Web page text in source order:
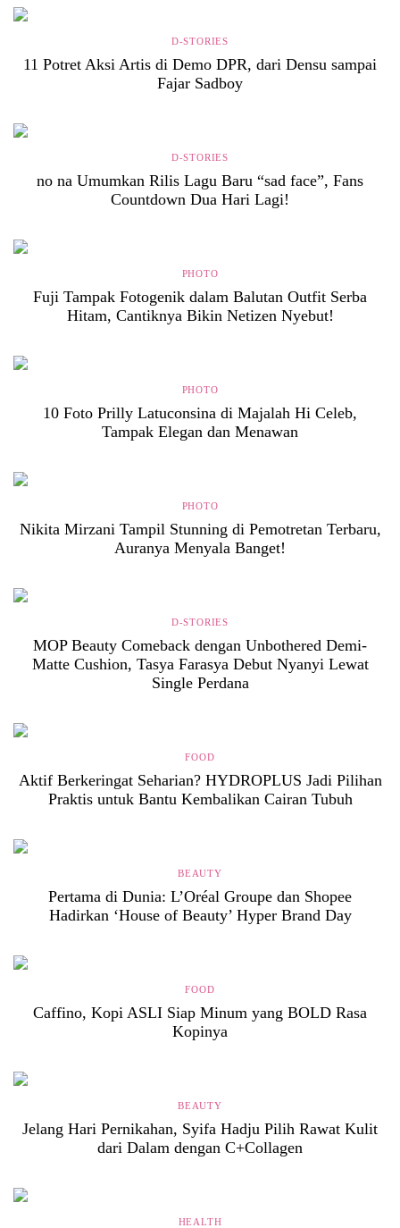
D-STORIES
11 Potret Aksi Artis di Demo DPR, dari Densu sampai
Fajar Sadboy
D-STORIES
no na Umumkan Rilis Lagu Baru “sad face”, Fans
Countdown Dua Hari Lagi!
PHOTO
Fuji Tampak Fotogenik dalam Balutan Outfit Serba
Hitam, Cantiknya Bikin Netizen Nyebut!
PHOTO
10 Foto Prilly Latuconsina di Majalah Hi Celeb,
Tampak Elegan dan Menawan
PHOTO
Nikita Mirzani Tampil Stunning di Pemotretan Terbaru,
Auranya Menyala Banget!
D-STORIES
MOP Beauty Comeback dengan Unbothered Demi-
Matte Cushion, Tasya Farasya Debut Nyanyi Lewat
Single Perdana
FOOD
Aktif Berkeringat Seharian? HYDROPLUS Jadi Pilihan
Praktis untuk Bantu Kembalikan Cairan Tubuh
BEAUTY
Pertama di Dunia: L’Oréal Groupe dan Shopee
Hadirkan ‘House of Beauty’ Hyper Brand Day
FOOD
Caffino, Kopi ASLI Siap Minum yang BOLD Rasa
Kopinya
BEAUTY
Jelang Hari Pernikahan, Syifa Hadju Pilih Rawat Kulit
dari Dalam dengan C+Collagen
HEALTH